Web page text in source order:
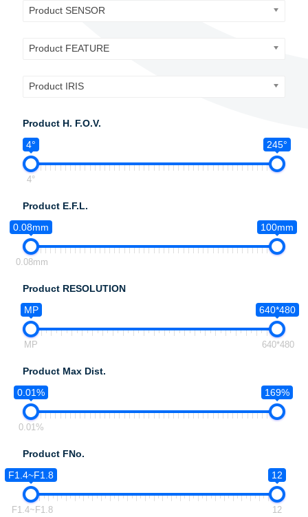
Product SENSOR
Product FEATURE
Product IRIS
Product H. F.O.V.
4°
245°
4°
Product E.F.L.
0.08mm
100mm
0.08mm
Product RESOLUTION
MP
640*480
MP 640*480
Product Max Dist.
0.01%
169%
0.01%
Product FNo.
F1.4~F1.8
12
F1.4~F1.8 12